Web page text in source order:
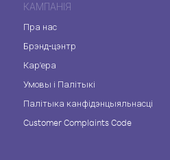
КАМПАНІЯ
Пра нас
Брэнд-цэнтр
Кар'ера
Умовы і Палітыкі
Палітыка канфідэнцыяльнасці
Customer Complaints Code